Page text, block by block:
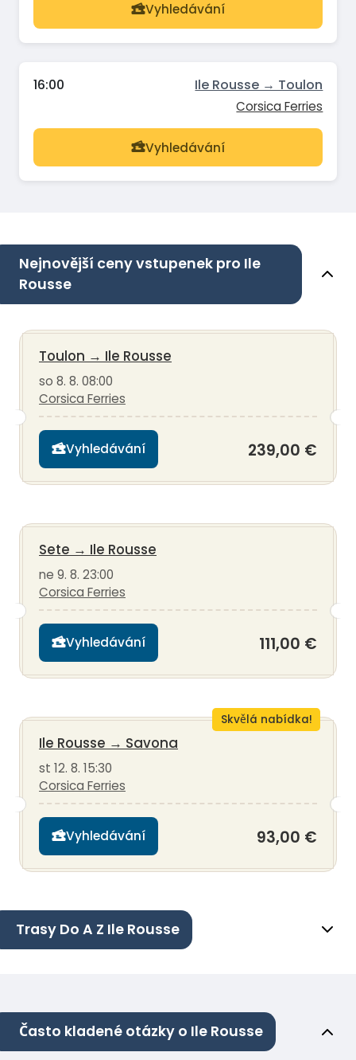
Vyhledávání
16:00 Ile Rousse → Toulon
Corsica Ferries
Vyhledávání
Nejnovější ceny vstupenek pro Ile
Rousse
Toulon → Ile Rousse
so 8. 8. 08:00
Corsica Ferries
Vyhledávání 239,00 €
Sete → Ile Rousse
ne 9. 8. 23:00
Corsica Ferries
Vyhledávání 111,00 €
Skvělá nabídka!
Ile Rousse → Savona
st 12. 8. 15:30
Corsica Ferries
Vyhledávání 93,00 €
Trasy Do A Z Ile Rousse
Často kladené otázky o Ile Rousse